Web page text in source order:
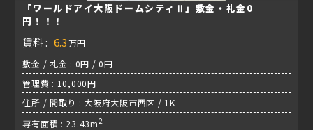
「ワールドアイ大阪ドームシティⅡ」敷金・礼金0
円！！！
賃料 : 6.3 万円
敷金 / 礼金 : 0円 / 0円
管理費 : 10,000円
住所 / 間取り : 大阪府大阪市西区 / 1K
専有面積 : 23.43m2